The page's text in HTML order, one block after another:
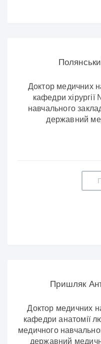
Доктор медичних
кафедри
навчального
державний
Пришляк
Доктор медичних
кафедри анатомії
медичного
державний